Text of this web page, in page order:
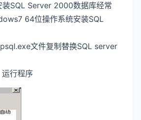
SQL Server 2000数据库经常
64位操作系统安装SQL
文件复制替换SQL server
行程序